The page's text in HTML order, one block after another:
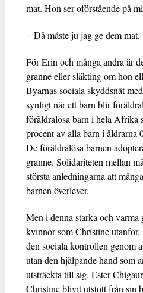
mat. Hon ser oförstående på
− Då måste ju jag ge dem mat.
För Erin och många andra är
granne eller släkting om hon
Byarnas sociala skyddsnät
synligt när ett barn blir
föräldralösa barn i hela Afrika
procent av alla barn i åldrarna
De föräldralösa barnen
granne. Solidariteten mellan
största anledningarna att
barnen överlever.
Men i denna starka och varma
kvinnor som Christine
den sociala kontrollen genom
utan den hjälpande hand som
utsträckta till sig. Ester
Christine blivit utstött från sin